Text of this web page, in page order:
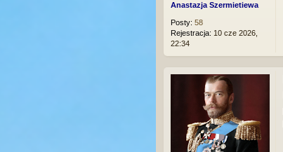
Anastazja Szermietiewa
Posty: 58
Rejestracja: 10 cze 2026,
22:34